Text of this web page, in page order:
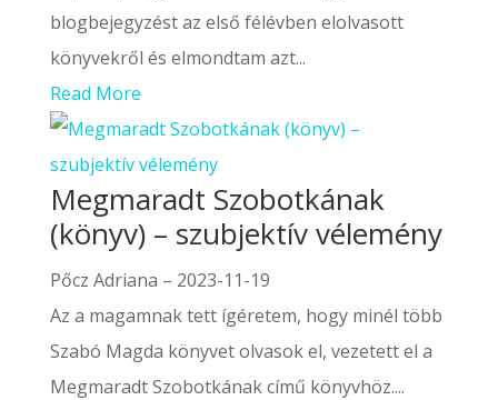
blogbejegyzést az első félévben elolvasott
könyvekről és elmondtam azt...
Read More
Megmaradt Szobotkának
(könyv) – szubjektív vélemény
Pőcz Adriana – 2023-11-19
Az a magamnak tett ígéretem, hogy minél több
Szabó Magda könyvet olvasok el, vezetett el a
Megmaradt Szobotkának című könyvhöz....